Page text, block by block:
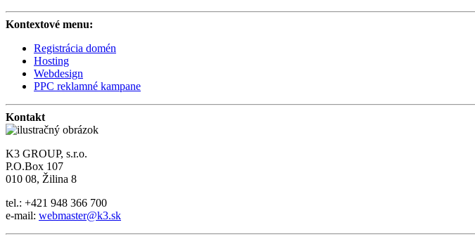
Kontextové menu:
Registrácia domén
Hosting
Webdesign
PPC reklamné kampane
Kontakt
K3 GROUP, s.r.o.
P.O.Box 107
010 08, Žilina 8
tel.: +421 948 366 700
e-mail: webmaster@k3.sk